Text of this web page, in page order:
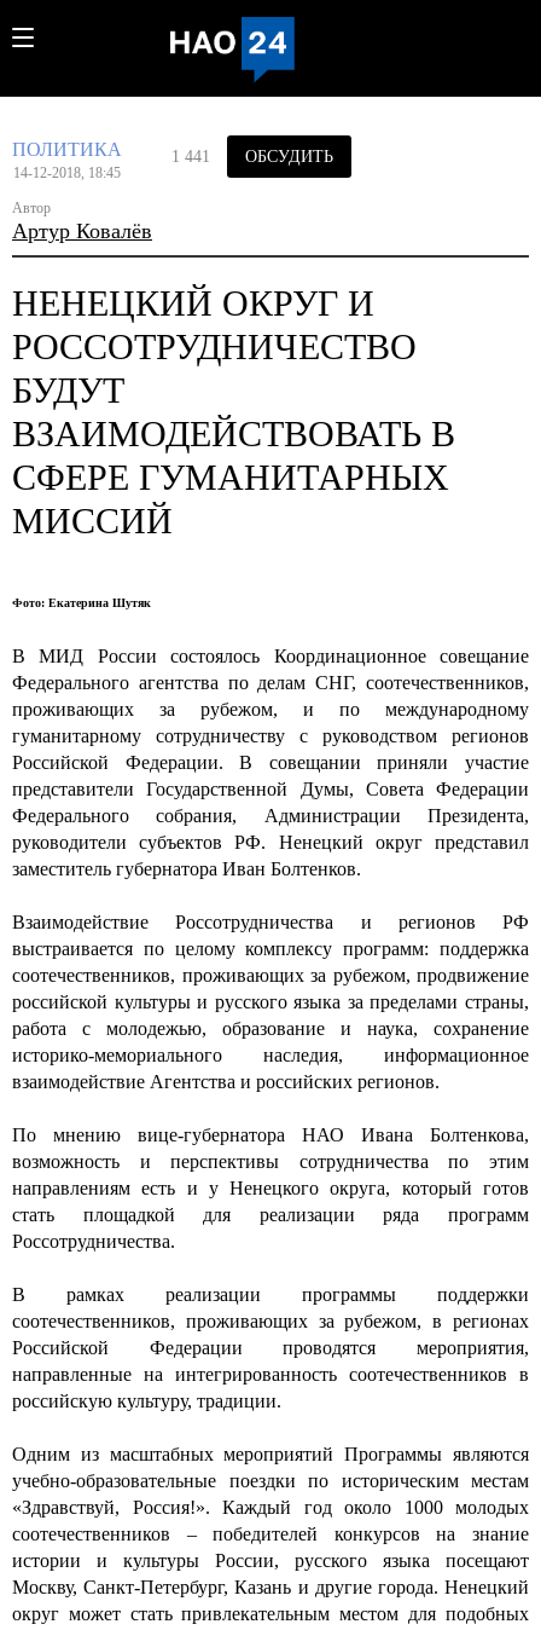
ПОЛИТИКА
14-12-2018, 18:45
Автор
Артур Ковалёв
1 441 ОБСУДИТЬ
НЕНЕЦКИЙ ОКРУГ И
РОССОТРУДНИЧЕСТВО
БУДУТ
ВЗАИМОДЕЙСТВОВАТЬ В
СФЕРЕ ГУМАНИТАРНЫХ
МИССИЙ
Фото: Екатерина Шутяк
В МИД России состоялось Координационное совещание
Федерального агентства по делам СНГ, соотечественников,
проживающих за рубежом, и по международному
гуманитарному сотрудничеству с руководством регионов
Российской Федерации. В совещании приняли участие
представители Государственной Думы, Совета Федерации
Федерального собрания, Администрации Президента,
руководители субъектов РФ. Ненецкий округ представил
заместитель губернатора Иван Болтенков.
Взаимодействие Россотрудничества и регионов РФ
выстраивается по целому комплексу программ: поддержка
соотечественников, проживающих за рубежом, продвижение
российской культуры и русского языка за пределами страны,
работа с молодежью, образование и наука, сохранение
историко-мемориального наследия, информационное
взаимодействие Агентства и российских регионов.
По мнению вице-губернатора НАО Ивана Болтенкова,
возможность и перспективы сотрудничества по этим
направлениям есть и у Ненецкого округа, который готов
стать площадкой для реализации ряда программ
Россотрудничества.
В рамках реализации программы поддержки
соотечественников, проживающих за рубежом, в регионах
Российской Федерации проводятся мероприятия,
направленные на интегрированность соотечественников в
российскую культуру, традиции.
Одним из масштабных мероприятий Программы являются
учебно-образовательные поездки по историческим местам
«Здравствуй, Россия!». Каждый год около 1000 молодых
соотечественников – победителей конкурсов на знание
истории и культуры России, русского языка посещают
Москву, Санкт-Петербург, Казань и другие города. Ненецкий
округ может стать привлекательным местом для подобных